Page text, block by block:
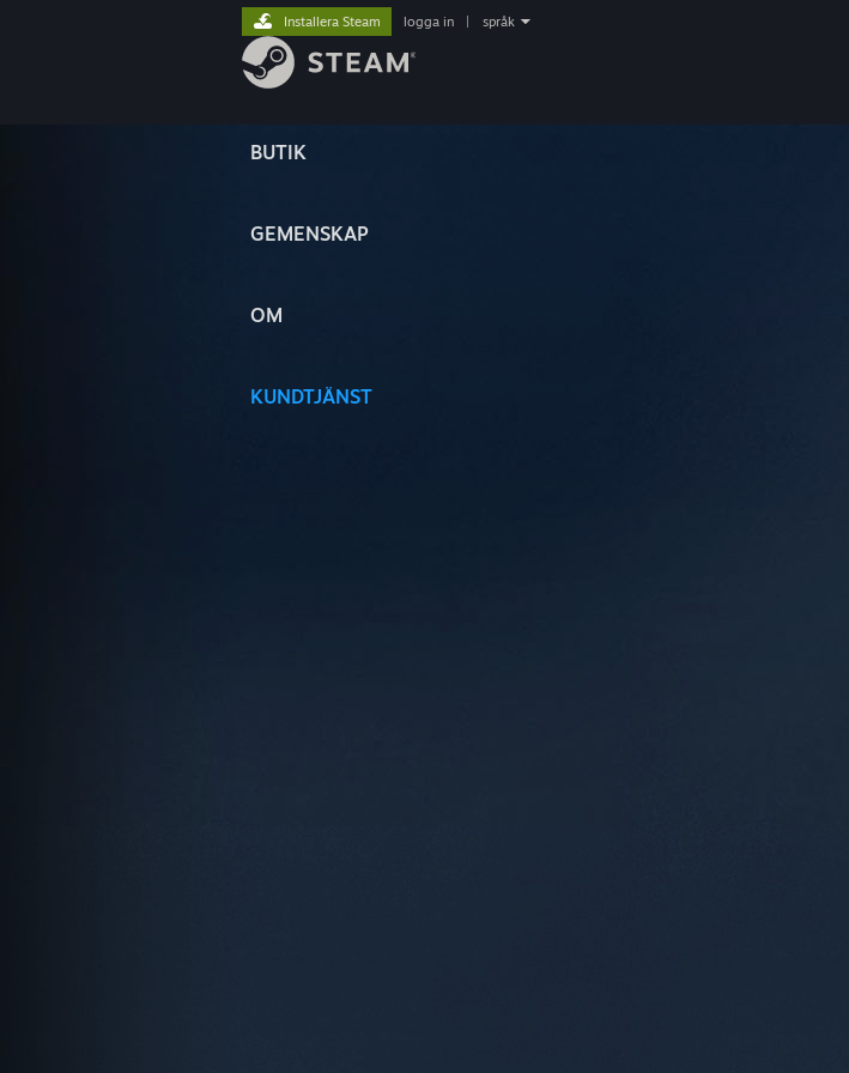
BUTIK
GEMENSKAP
OM
KUNDTJÄNST
Installera Steam logga in språk